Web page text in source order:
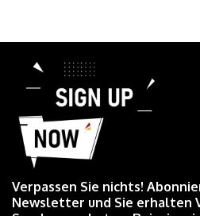
Verpassen Sie nichts!
Newsletter und Sie erhalten